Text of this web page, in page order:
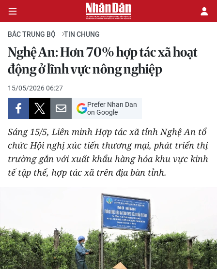
CHÍNH TRỊ
KINH TẾ
VĂN HÓA
XÃ HỘI
PHÁP LUẬT
THỂ THAO
GIÁO DỤC
BẮC TRUNG BỘ TIN CHUNG
Nghệ An: Hơn 70% hợp tác xã hoạt
động ở lĩnh vực nông nghiệp
15/05/2026 06:27
Prefer Nhan Dan
on Google
Sáng 15/5, Liên minh Hợp tác xã tỉnh Nghệ An tổ
chức Hội nghị xúc tiến thương mại, phát triển thị
trường gắn với xuất khẩu hàng hóa khu vực kinh
tế tập thể, hợp tác xã trên địa bàn tỉnh.